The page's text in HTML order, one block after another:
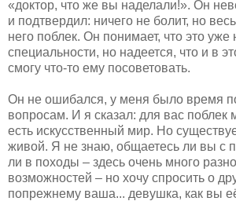
«доктор, что же вы наделали!». Он
и подтвердил: ничего не болит, но
него поблек. Он понимает, что это уже
специальности, но надеется, что и в
смогу что-то ему посоветовать.
Он не ошибался, у меня было время
вопросам. И я сказал: для вас поблек
есть искусственный мир. Но
живой. Я не знаю, общаетесь ли вы с
ли в походы – здесь очень много
возможностей – но хочу спросить о
попрежнему ваша... девушка, как вы